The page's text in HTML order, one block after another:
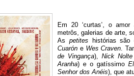
Em 20 ‘curtas’, o
metrôs, galerias de arte,
As petites histórias são
Cuarón e Wes Craven .
de Vingança),Nick Nolte
Aranha) e o gatíssimo
Senhor dos Anéis), que